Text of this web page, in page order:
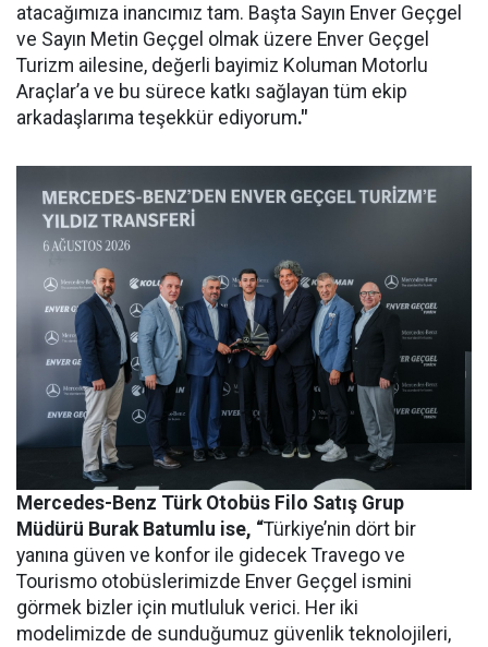
atacağımıza inancımız tam. Başta Sayın Enver Geçgel
ve Sayın Metin Geçgel olmak üzere Enver Geçgel
Turizm ailesine, değerli bayimiz Koluman Motorlu
Araçlar’a ve bu sürece katkı sağlayan tüm ekip
arkadaşlarıma teşekkür ediyorum."
Mercedes-Benz Türk Otobüs Filo Satış Grup
Müdürü Burak Batumlu ise, “Türkiye’nin dört bir
yanına güven ve konfor ile gidecek Travego ve
Tourismo otobüslerimizde Enver Geçgel ismini
görmek bizler için mutluluk verici. Her iki
modelimizde de sunduğumuz güvenlik teknolojileri,